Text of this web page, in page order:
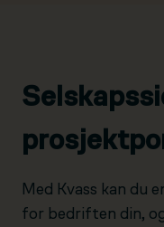
Med Kvass kan du
for bedriften din,